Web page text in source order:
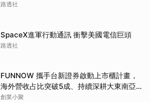
路透社
SpaceX進軍行動通訊 衝擊美國電信巨頭
路透社
FUNNOW 攜手台新證券啟動上市櫃計畫，
海外營收占比突破5成、持續深耕大東南亞
市場
創業小聚